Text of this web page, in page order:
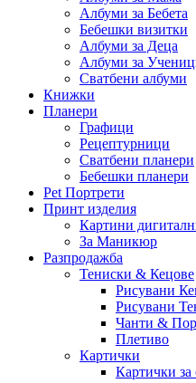
Албуми за Бебета
Бебешки визитки
Албуми за Деца
Албуми за
Сватбени албуми
Книжки
Планери
Графици
Рецептурници
Сватбени планери
Бебешки планери
Pet Портрети
Принт изделия
Картини
За Маникюр
Разпродажба
Тениски & Кецове
Рисувани
Рисувани
Чанти &
Плетиво
Картички
Картички за